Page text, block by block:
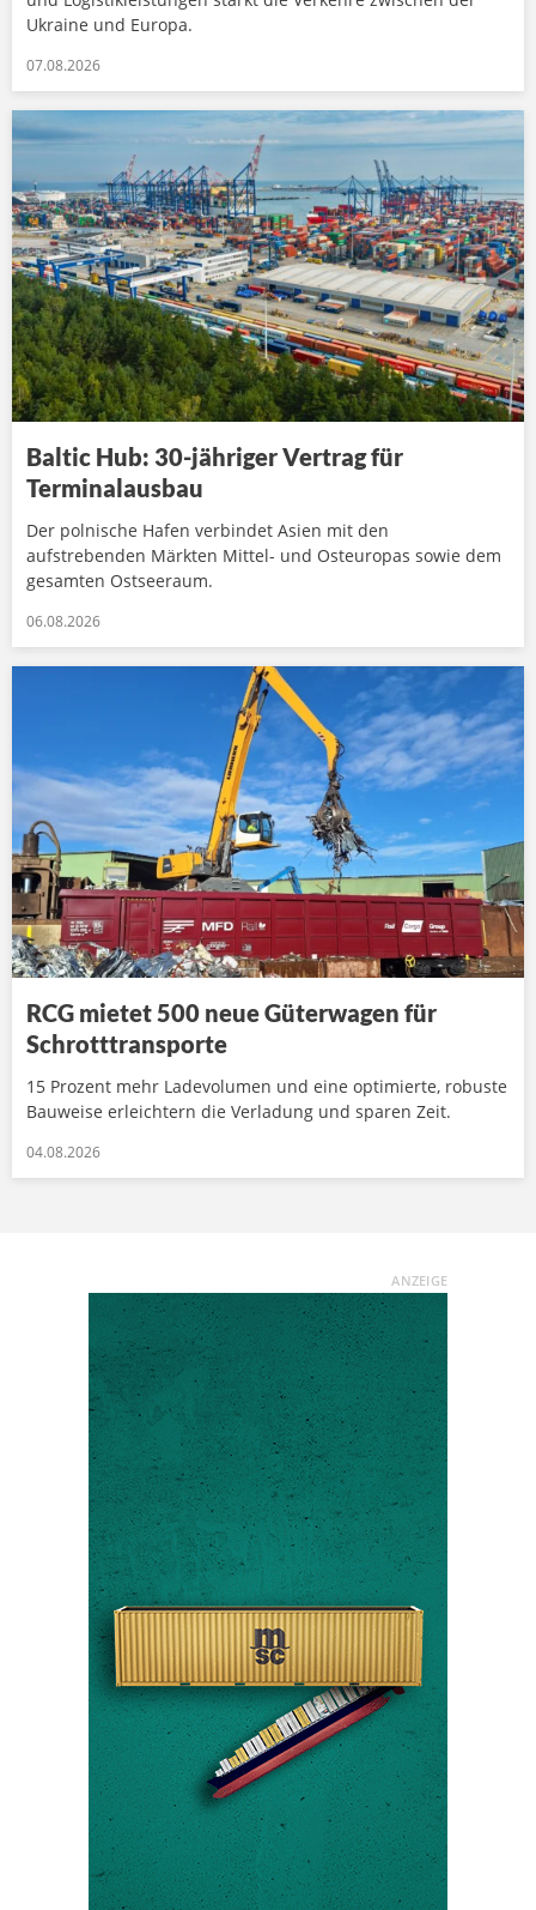
Ukraine und Europa.
07.08.2026
Baltic Hub: 30-jähriger Vertrag für
Terminalausbau
Der polnische Hafen verbindet Asien mit den
aufstrebenden Märkten Mittel- und Osteuropas sowie dem
gesamten Ostseeraum.
06.08.2026
RCG mietet 500 neue Güterwagen für
Schrotttransporte
15 Prozent mehr Ladevolumen und eine optimierte, robuste
Bauweise erleichtern die Verladung und sparen Zeit.
04.08.2026
ANZEIGE